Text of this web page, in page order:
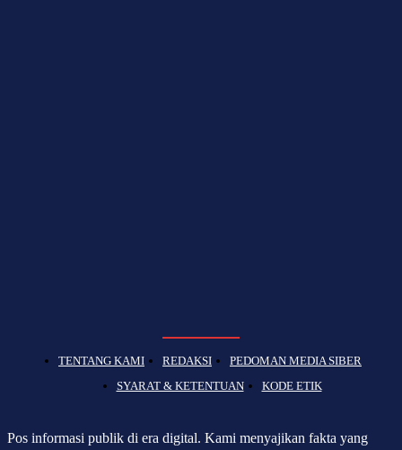
TENTANG KAMI REDAKSI
PEDOMAN MEDIA SIBER
SYARAT & KETENTUAN
KODE ETIK
Pos informasi publik di era digital. Kami menyajikan fakta yang